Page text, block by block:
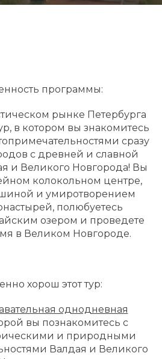
программы:
рынке Петербурга
в котором вы знакомитесь
сразу
с древней и славной
и Великого Новгорода! Вы
колокольном центре,
и умиротворением
полюбуетесь
озером и проведете
в Великом Новгороде.
хорош этот тур:
однодневная
вы познакомитесь с
и природными
Валдая и Великого